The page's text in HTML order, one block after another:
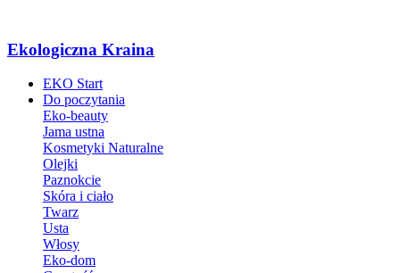
Ekologiczna Kraina
EKO Start
Do poczytania
Eko-beauty
Jama ustna
Kosmetyki Naturalne
Olejki
Paznokcie
Skóra i ciało
Twarz
Usta
Włosy
Eko-dom